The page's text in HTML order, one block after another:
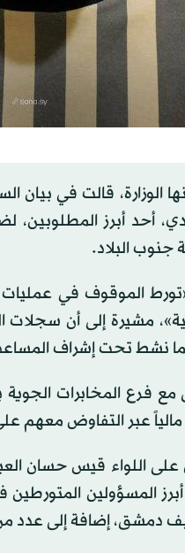
قالت في بيان
أحد أبرز
جنوب البلاد.
«تورط الموقوف في
مشيرة إلى أن
نشط تحت إشراف
مع فرع المخابرات
مالياً عبر التفاوض معهم
اللواء قيس حسان العبد
المسؤولين
دمشق، إضافة إلى عدد